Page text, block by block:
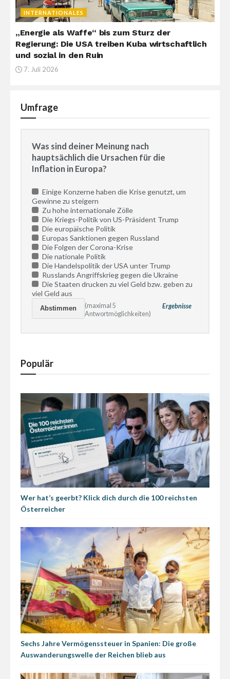
INTERNATIONALES
„Energie als Waffe“ bis zum Sturz der
Regierung: Die USA treiben Kuba wirtschaftlich
und sozial in den Ruin
7. Juli 2026
Umfrage
Was sind deiner Meinung nach
hauptsächlich die Ursachen für die
Inflation in Europa?
Einige Konzerne haben die Krise genutzt, um
Gewinne zu steigern
Zu hohe internationale Zölle
Die Kriegs-Politik von US-Präsident Trump
Die europäische Politik
Europas Sanktionen gegen Russland
Die Folgen der Corona-Krise
Die nationale Politik
Die Handelspolitik der USA unter Trump
Russlands Angriffskrieg gegen die Ukraine
Die Staaten drucken zu viel Geld bzw. geben zu
viel Geld aus
Ergebnisse
(maximal 5
Antwortmöglichkeiten)
Populär
Wer hat’s geerbt? Klick dich durch die 100 reichsten
Österreicher
Sechs Jahre Vermögenssteuer in Spanien: Die große
Auswanderungswelle der Reichen blieb aus